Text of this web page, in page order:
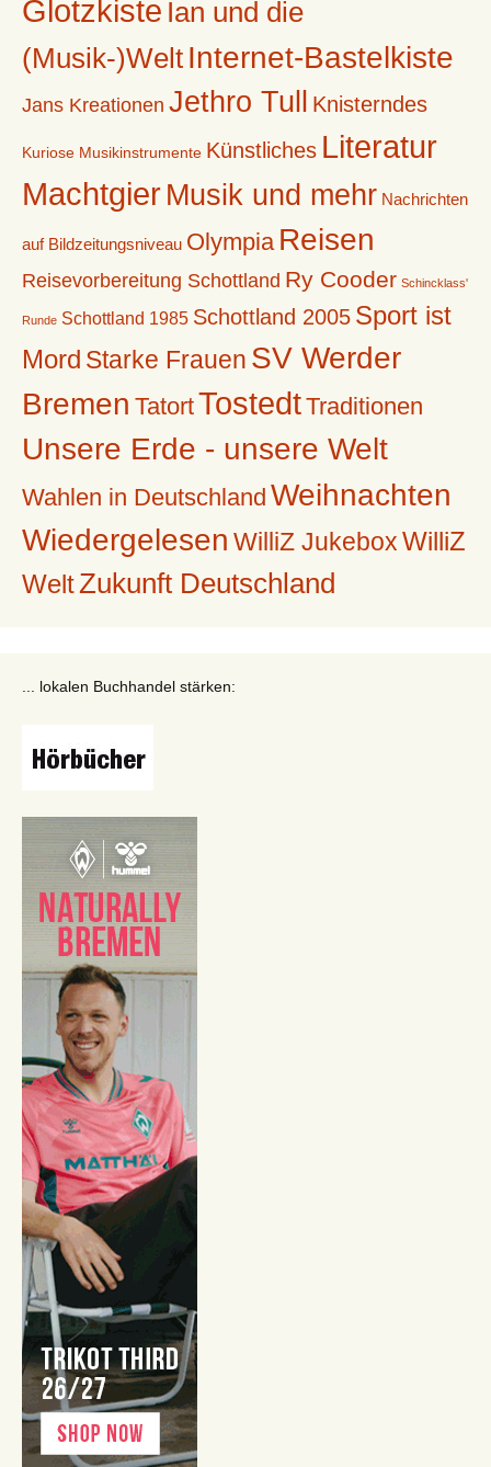
Glotzkiste Ian und die
(Musik-)Welt Internet-Bastelkiste
Jans Kreationen Jethro Tull Knisterndes
Kuriose Musikinstrumente Künstliches Literatur
MachtgierMusik und mehr Nachrichten
auf Bildzeitungsniveau Olympia Reisen
Reisevorbereitung Schottland Ry Cooder Schincklass'
Runde Schottland 1985 Schottland 2005 Sport ist
Mord Starke Frauen SV Werder
Bremen TatortTostedtTraditionen
Unsere Erde - unsere Welt
Wahlen in Deutschland Weihnachten
Wiedergelesen WilliZ Jukebox WilliZ
WeltZukunft Deutschland
... lokalen Buchhandel stärken: